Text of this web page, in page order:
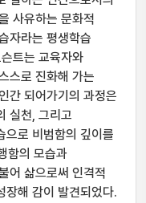
사유하는 문화적
자라는 평생학습
트는 교육자와
스로 진화해 가는
간 되어가기의 과정은
실천, 그리고
으로 비범함의 깊이를
함의 모습과
어 삶으로써 인격적
장해 감이 발견되었다.